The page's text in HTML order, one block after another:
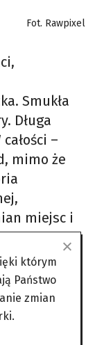
Fot. Rawpixel
Smukła
Długa
–
mimo że
miejsc i
w
się
którym
Państwo
zmian